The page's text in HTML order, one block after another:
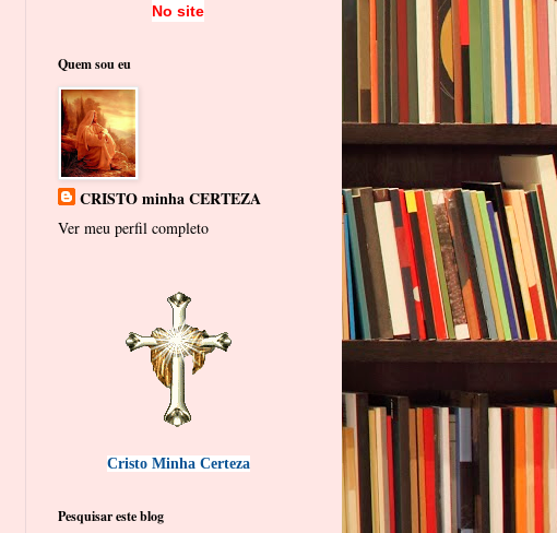
No site
Quem sou eu
CRISTO minha CERTEZA
Ver meu perfil completo
Cristo Minha Certeza
Pesquisar este blog